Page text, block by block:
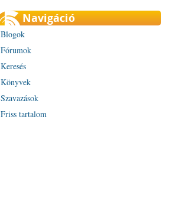
Navigáció
Blogok
Fórumok
Keresés
Könyvek
Szavazások
Friss tartalom